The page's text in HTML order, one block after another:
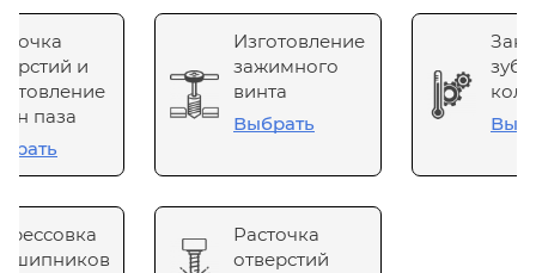
и
паза
Изготовление
зажимного
винта
Выбрать
Расточка
отверстий